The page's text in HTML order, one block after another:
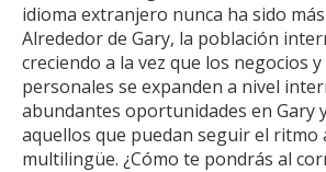
idioma extranjero nunca ha sido
Alrededor de Gary, la población
creciendo a la vez que los negocios
personales se expanden a nivel
abundantes oportunidades en Gary
aquellos que puedan seguir el ritmo
multilingüe. ¿Cómo te pondrás al